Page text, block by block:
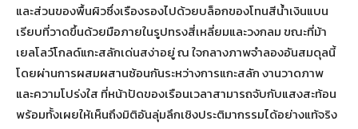
และส่วนของพื้นผิวซึ่งเรืองรองไปด้วยบล็อกของโทนสีน้ำเงินแบน
เรียบที่วาดขึ้นด้วยมือภายในรูปทรงสี่เหลี่ยมและวงกลม ขณะที่ม้า
เยลโลว์โกลด์แกะสลักเด่นสง่าอยู่ ณ ใจกลางภาพจำลองอันสมดุลนี้
โดยผ่านการผสมผสานซ้อนกันระหว่างการแกะสลัก งานวาดภาพ
และความโปร่งใส ที่หน้าปัดของเรือนเวลาสามารถจับกับแสงสะท้อน
พร้อมทั้งเผยให้เห็นถึงมิติอันลุ่มลึกเชิงประติมากรรมได้อย่างแท้จริง